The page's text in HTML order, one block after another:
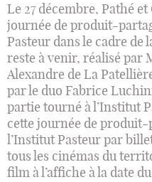
Le 27 décembre, Pathé
journée de produit-
Pasteur dans le cadre
reste à venir, réalisé par
Alexandre de La
par le duo Fabrice
partie tourné à l’Institut
cette journée de produit-
l’Institut Pasteur par
tous les cinémas du
film à l’affiche à la date